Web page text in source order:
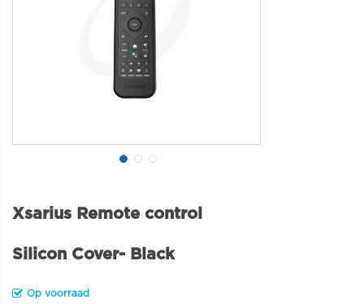
Xsarius Remote control
Silicon Cover- Black
Op voorraad